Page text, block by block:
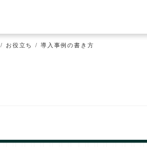
お役立ち 導入事例の書き方